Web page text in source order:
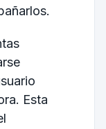
Esta